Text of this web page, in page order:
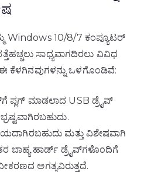
Windows 10/8/7 ಕಂಪ್ಯೂಟರ್
ಸಾಧ್ಯವಾಗದಿರಲು ವಿವಿಧ
ಕೆಳಗಿನವುಗಳನ್ನು ಒಳಗೊಂಡಿವೆ:
ಪ್ಲಗ್ ಮಾಡಲಾದ USB ಡ್ರೈವ್
ಮತ್ತು ವಿಶೇಷವಾಗಿ
ಬಾಹ್ಯ ಹಾರ್ಡ್ ಡ್ರೈವ್‌ಗಳೊಂದಿಗೆ
ಅಗತ್ಯವಿರುತ್ತದೆ.